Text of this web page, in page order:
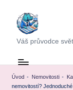
contentVáš průvodce
Úvod - Nemovitosti -
nemovitostí?